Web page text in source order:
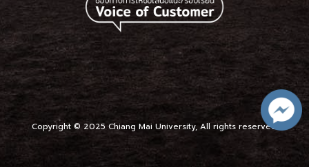
Copyright © 2025 Chiang Mai University, All rights reserved.